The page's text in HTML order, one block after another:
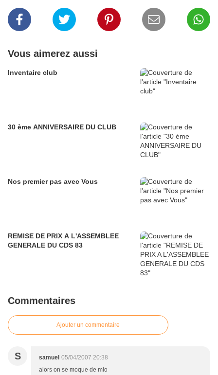
Vous aimerez aussi
Inventaire club
30 ème ANNIVERSAIRE DU CLUB
Nos premier pas avec Vous
REMISE DE PRIX A L'ASSEMBLEE
GENERALE DU CDS 83
Commentaires
Ajouter un commentaire
S samuel 05/04/2007 20:38
alors on se moque de mio